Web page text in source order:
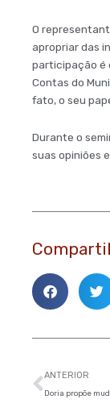
O
apropriar das
participação é
Contas do
fato, o seu
Durante o
suas opiniões
Anterior
ANTERIOR